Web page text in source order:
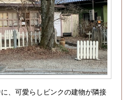
、可愛らしビンクの建物が隣接